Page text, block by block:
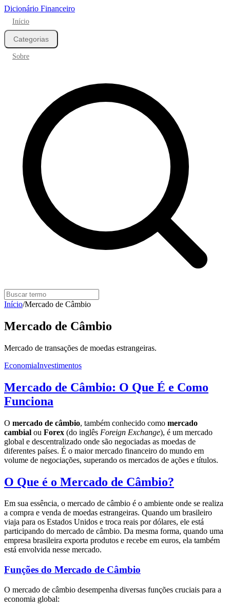
Dicionário Financeiro
Início
Categorias
Sobre
Início/Mercado de Câmbio
Mercado de Câmbio
Mercado de transações de moedas estrangeiras.
EconomiaInvestimentos
Mercado de Câmbio: O Que É e Como
Funciona
O mercado de câmbio, também conhecido como mercado
cambial ou Forex (do inglês Foreign Exchange), é um mercado
global e descentralizado onde são negociadas as moedas de
diferentes países. É o maior mercado financeiro do mundo em
volume de negociações, superando os mercados de ações e títulos.
O Que é o Mercado de Câmbio?
Em sua essência, o mercado de câmbio é o ambiente onde se realiza
a compra e venda de moedas estrangeiras. Quando um brasileiro
viaja para os Estados Unidos e troca reais por dólares, ele está
participando do mercado de câmbio. Da mesma forma, quando uma
empresa brasileira exporta produtos e recebe em euros, ela também
está envolvida nesse mercado.
Funções do Mercado de Câmbio
O mercado de câmbio desempenha diversas funções cruciais para a
economia global: